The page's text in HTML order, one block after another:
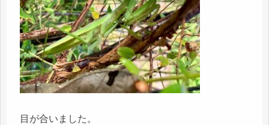
目が合いました。